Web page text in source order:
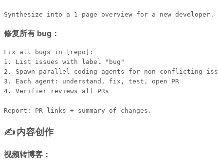
修复所有 bug：
Fix all bugs in [repo]:
1. List issues with label "bug"
2. Spawn parallel coding agents for non-conflicting
3. Each agent: understand, fix, test, open PR
4. Verifier reviews all PRs
✍️ 内容创作
视频转博客：